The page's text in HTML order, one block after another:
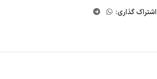
اشتراک گذاری: